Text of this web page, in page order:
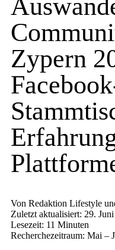
Zypern
Von Redaktion Lifestyle
Zuletzt aktualisiert: 29.
Lesezeit: 11 Minuten
Recherchezeitraum: Mai –